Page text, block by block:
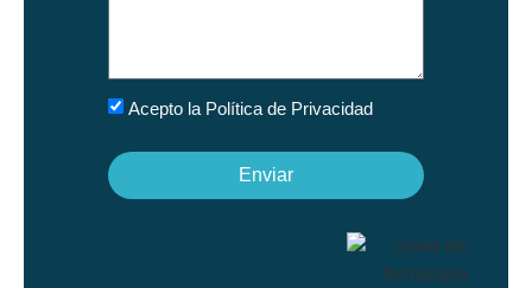
Acepto la Política de Privacidad
Enviar